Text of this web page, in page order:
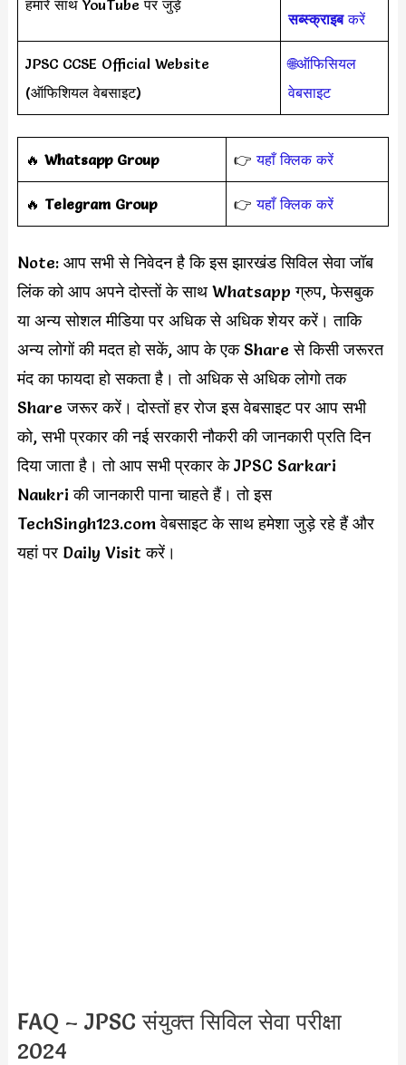
हमारे साथ YouTube पर जुड़ें
सब्स्क्राइबकरें
JPSC CCSE Official Website
(ऑफिशियल वेबसाइट)
🌐ऑफिसियल
वेबसाइट
‎️‍🔥 Whatsapp Group 👉यहाँ क्लिक करें
‎️‍🔥 Telegram Group 👉यहाँ क्लिक करें
Note: आप सभी से निवेदन है कि इस झारखंड सिविल सेवा जॉब
लिंक को आप अपने दोस्तों के साथ Whatsapp ग्रुप, फेसबुक
या अन्य सोशल मीडिया पर अधिक से अधिक शेयर करें। ताकि
अन्य लोगों की मदत हो सकें, आप के एक Share से किसी जरूरत
मंद का फायदा हो सकता है। तो अधिक से अधिक लोगो तक
Share जरूर करें। दोस्तों हर रोज इस वेबसाइट पर आप सभी
को, सभी प्रकार की नई सरकारी नौकरी की जानकारी प्रति दिन
दिया जाता है। तो आप सभी प्रकार के JPSC Sarkari
Naukri की जानकारी पाना चाहते हैं। तो इस
TechSingh123.com वेबसाइट के साथ हमेशा जुड़े रहे हैं और
यहां पर Daily Visit करें।
FAQ – JPSC संयुक्त सिविल सेवा परीक्षा
2024